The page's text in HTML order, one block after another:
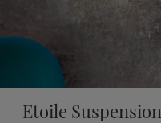
Etoile Suspension